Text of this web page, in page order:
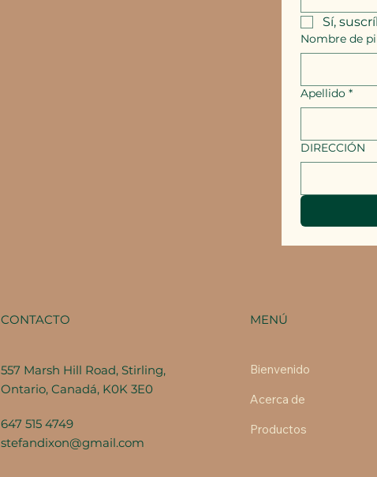
Sí,
Nombre de
Apellido *
DIRECCIÓN
CONTACTO
557 Marsh Hill Road, Stirling,
Ontario, Canadá, K0K 3E0
647 515 4749
stefandixon@gmail.com
MENÚ
Bienvenido
Acerca de
Productos